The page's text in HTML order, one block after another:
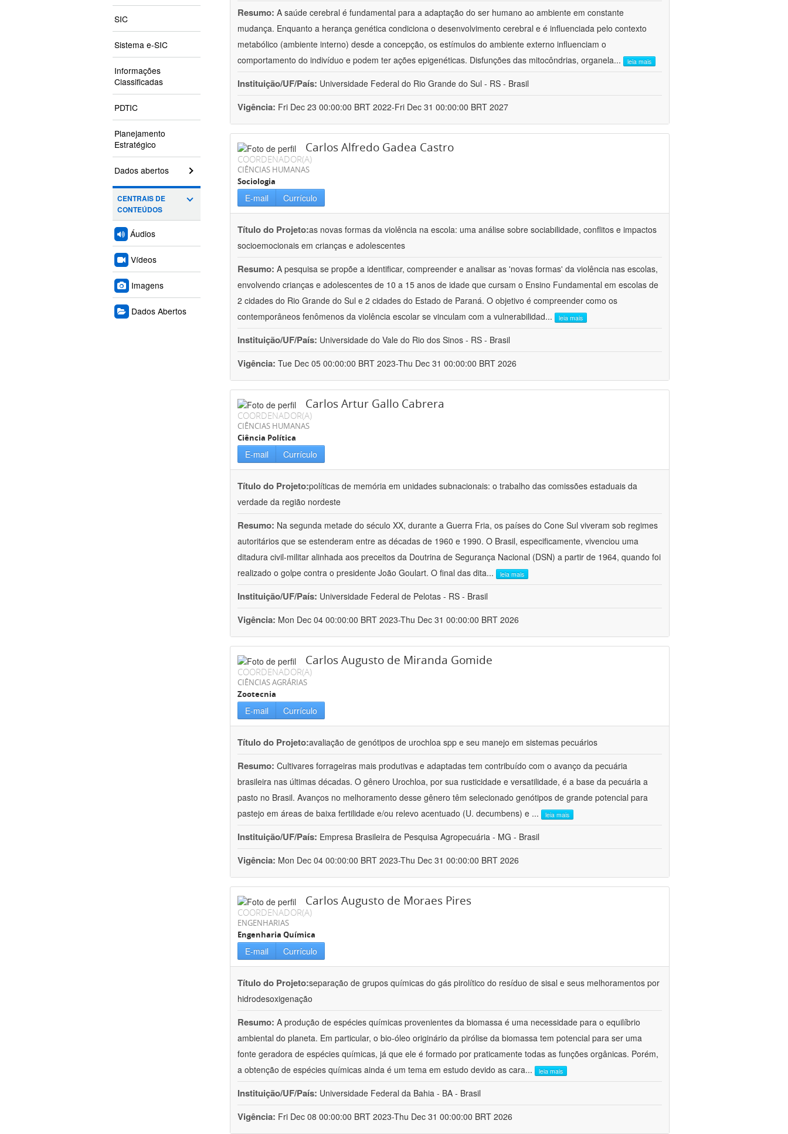
SIC
Sistema e-SIC
Informações
Classificadas
PDTIC
Planejamento
Estratégico
Dados abertos
CENTRAIS DE
CONTEÚDOS
Áudios
Vídeos
Imagens
Dados Abertos
Resumo: A saúde cerebral é fundamental para a adaptação do ser humano ao ambiente em constante
mudança. Enquanto a herança genética condiciona o desenvolvimento cerebral e é influenciada pelo contexto
metabólico (ambiente interno) desde a concepção, os estímulos do ambiente externo influenciam o
comportamento do indivíduo e podem ter ações epigenéticas. Disfunções das mitocôndrias, organela... leia mais
Instituição/UF/País: Universidade Federal do Rio Grande do Sul - RS - Brasil
Vigência: Fri Dec 23 00:00:00 BRT 2022-Fri Dec 31 00:00:00 BRT 2027
Carlos Alfredo Gadea Castro
COORDENADOR(A)
CIÊNCIAS HUMANAS
Sociologia
E-mail Currículo
Título do Projeto:as novas formas da violência na escola: uma análise sobre sociabilidade, conflitos e impactos
socioemocionais em crianças e adolescentes
Resumo: A pesquisa se propõe a identificar, compreender e analisar as 'novas formas' da violência nas escolas,
envolvendo crianças e adolescentes de 10 a 15 anos de idade que cursam o Ensino Fundamental em escolas de
2 cidades do Rio Grande do Sul e 2 cidades do Estado de Paraná. O objetivo é compreender como os
contemporâneos fenômenos da violência escolar se vinculam com a vulnerabilidad... leia mais
Instituição/UF/País: Universidade do Vale do Rio dos Sinos - RS - Brasil
Vigência: Tue Dec 05 00:00:00 BRT 2023-Thu Dec 31 00:00:00 BRT 2026
Carlos Artur Gallo Cabrera
COORDENADOR(A)
CIÊNCIAS HUMANAS
Ciência Política
E-mail Currículo
Título do Projeto:políticas de memória em unidades subnacionais: o trabalho das comissões estaduais da
verdade da região nordeste
Resumo: Na segunda metade do século XX, durante a Guerra Fria, os países do Cone Sul viveram sob regimes
autoritários que se estenderam entre as décadas de 1960 e 1990. O Brasil, especificamente, vivenciou uma
ditadura civil-militar alinhada aos preceitos da Doutrina de Segurança Nacional (DSN) a partir de 1964, quando foi
realizado o golpe contra o presidente João Goulart. O final das dita... leia mais
Instituição/UF/País: Universidade Federal de Pelotas - RS - Brasil
Vigência: Mon Dec 04 00:00:00 BRT 2023-Thu Dec 31 00:00:00 BRT 2026
Carlos Augusto de Miranda Gomide
COORDENADOR(A)
CIÊNCIAS AGRÁRIAS
Zootecnia
E-mail Currículo
Título do Projeto:avaliação de genótipos de urochloa spp e seu manejo em sistemas pecuários
Resumo: Cultivares forrageiras mais produtivas e adaptadas tem contribuído com o avanço da pecuária
brasileira nas últimas décadas. O gênero Urochloa, por sua rusticidade e versatilidade, é a base da pecuária a
pasto no Brasil. Avanços no melhoramento desse gênero têm selecionado genótipos de grande potencial para
pastejo em áreas de baixa fertilidade e/ou relevo acentuado (U. decumbens) e ... leia mais
Instituição/UF/País: Empresa Brasileira de Pesquisa Agropecuária - MG - Brasil
Vigência: Mon Dec 04 00:00:00 BRT 2023-Thu Dec 31 00:00:00 BRT 2026
Carlos Augusto de Moraes Pires
COORDENADOR(A)
ENGENHARIAS
Engenharia Química
E-mail Currículo
Título do Projeto:separação de grupos químicas do gás pirolítico do resíduo de sisal e seus melhoramentos por
hidrodesoxigenação
Resumo: A produção de espécies químicas provenientes da biomassa é uma necessidade para o equilíbrio
ambiental do planeta. Em particular, o bio-óleo originário da pirólise da biomassa tem potencial para ser uma
fonte geradora de espécies químicas, já que ele é formado por praticamente todas as funções orgânicas. Porém,
a obtenção de espécies químicas ainda é um tema em estudo devido as cara... leia mais
Instituição/UF/País: Universidade Federal da Bahia - BA - Brasil
Vigência: Fri Dec 08 00:00:00 BRT 2023-Thu Dec 31 00:00:00 BRT 2026